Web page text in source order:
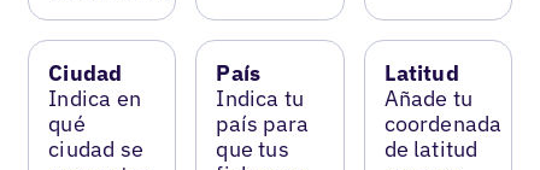
Ciudad
Indica en
qué
ciudad se
País
Indica tu
país para
que tus
Latitud
Añade tu
coordenada
de latitud